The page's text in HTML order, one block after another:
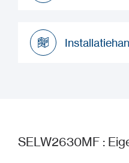
SELW2630MF :